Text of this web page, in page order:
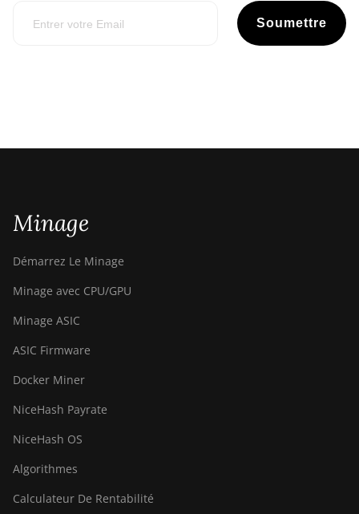
Soumettre
Minage
Démarrez Le Minage
Minage avec CPU/GPU
Minage ASIC
ASIC Firmware
Docker Miner
NiceHash Payrate
NiceHash OS
Algorithmes
Calculateur De Rentabilité